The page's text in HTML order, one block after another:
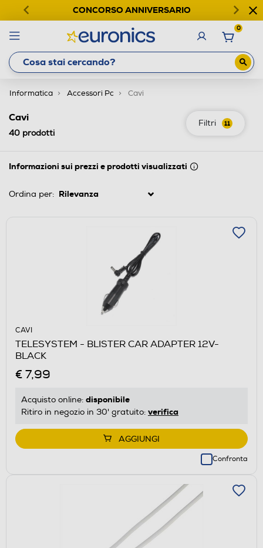
CONCORSO ANNIVERSARIO
0
Informatica Accessori Pc Cavi
Filtri 11
Cavi
40 prodotti
Informazioni sui prezzi e prodotti visualizzati
Ordina per:
CAVI
TELESYSTEM - BLISTER CAR ADAPTER 12V-
BLACK
€ 7,99
Acquisto online: disponibile
Ritiro in negozio in 30' gratuito: verifica
AGGIUNGI
Confronta